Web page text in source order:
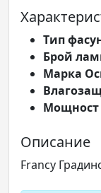
Tип
Брой
Марка
Мощност
Описание
Francy